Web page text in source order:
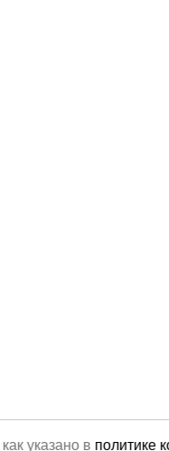
указано в политике